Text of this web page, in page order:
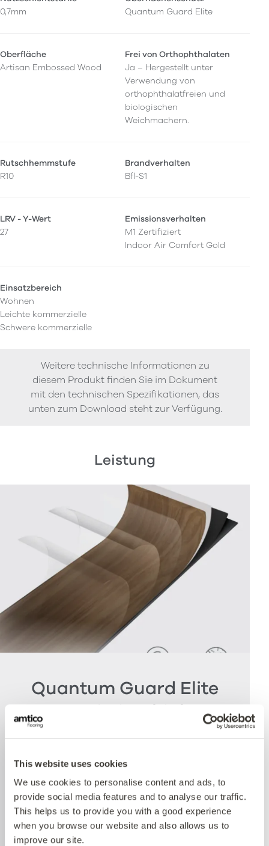
This website uses cookies
We use cookies to personalise content and ads, to
provide social media features and to analyse our traffic.
This helps us to provide you with a good experience
when you browse our website and also allows us to
improve our site.
0,7mm
Quantum Guard Elite
Oberfläche
Artisan Embossed Wood
Frei von Orthophthalaten
Ja – Hergestellt unter
Verwendung von
orthophthalatfreien und
biologischen
Weichmachern.
Rutschhemmstufe
R10
Brandverhalten
Bfl-S1
LRV - Y-Wert
27
Emissionsverhalten
M1 Zertifiziert
Indoor Air Comfort Gold
Einsatzbereich
Wohnen
Leichte kommerzielle
Schwere kommerzielle
Weitere technische Informationen zu
diesem Produkt finden Sie im Dokument
mit den technischen Spezifikationen, das
unten zum Download steht zur Verfügung.
Leistung
Quantum Guard Elite
Antimicrobial
Systems ist unsere Quantum Guard
Polyurethanschicht mit antimikrobieller
Technologie. Amticos Quantum Guard ist das
haltbarste Polyurethan auf dem Markt. Die
niedrigglänzende Oberfläche erleichtert die
Reinigung unserer Böden und macht das Polieren